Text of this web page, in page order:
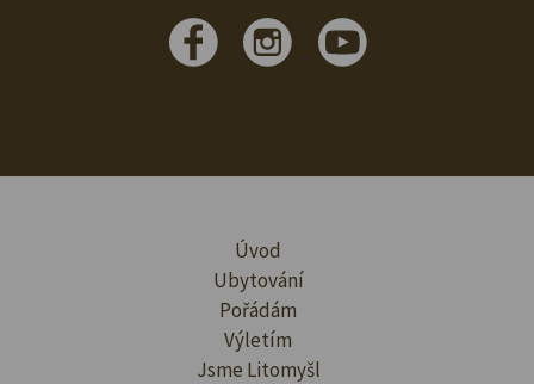
Úvod
Ubytování
Pořádám
Výletím
Jsme Litomyšl